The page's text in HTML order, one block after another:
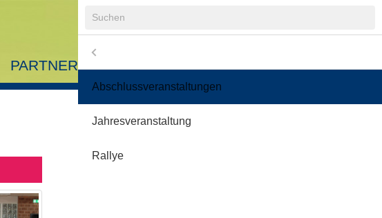
PARTNER COOLRIDER-FREUNDE E.V.
Startseite
Mediathek
Partner
Abschlussveranstaltungen
Jahresveranstaltung
Rallye